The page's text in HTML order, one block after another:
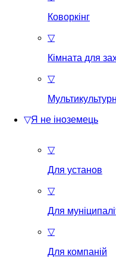
Коворкінг
▽
Кімната для
▽
▽Я не іноземець
▽
Для установ
▽
Для
▽
Для компаній